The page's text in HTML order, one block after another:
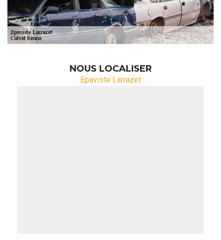
NOUS LOCALISER
Epaviste Larrazet